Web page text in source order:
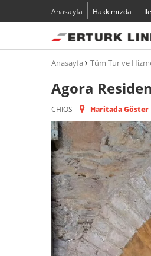
Anasayfa Hakkımızda
Anasayfa Tüm Tur ve
Agora
CHIOS Haritada Göster